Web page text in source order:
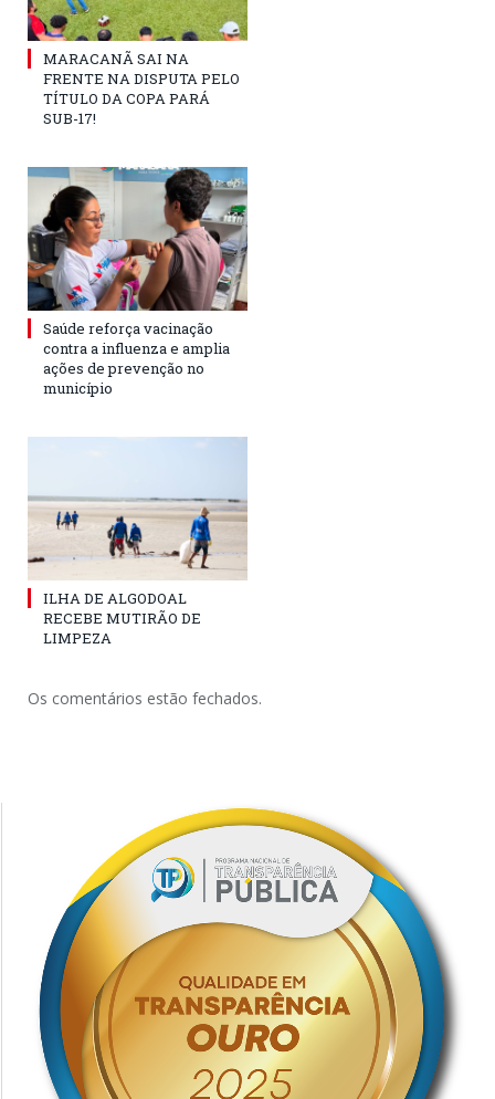
MARACANÃ SAI NA
FRENTE NA DISPUTA PELO
TÍTULO DA COPA PARÁ
SUB-17!
Saúde reforça vacinação
contra a influenza e amplia
ações de prevenção no
município
ILHA DE ALGODOAL
RECEBE MUTIRÃO DE
LIMPEZA
Os comentários estão fechados.